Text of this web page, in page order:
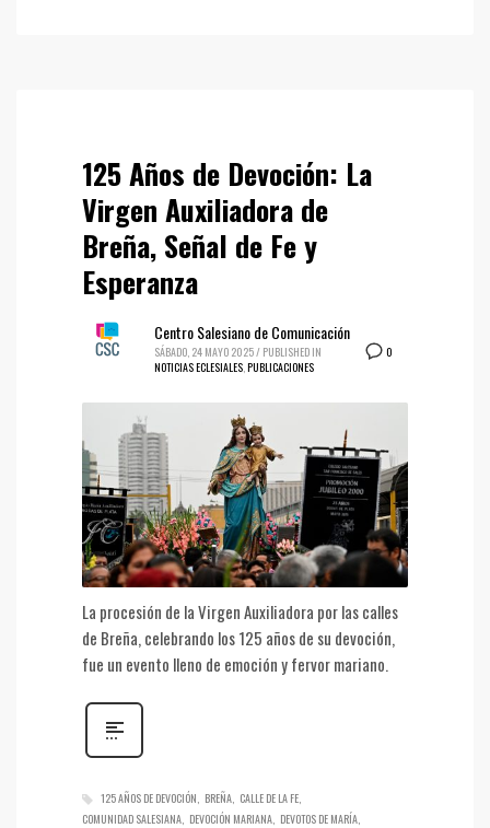
125 Años de Devoción: La
Virgen Auxiliadora de
Breña, Señal de Fe y
Esperanza
0
Centro Salesiano de Comunicación
SÁBADO, 24 MAYO 2025/ PUBLISHED IN
NOTICIAS ECLESIALES,PUBLICACIONES
La procesión de la Virgen Auxiliadora por las calles
de Breña, celebrando los 125 años de su devoción,
fue un evento lleno de emoción y fervor mariano.
125 AÑOS DE DEVOCIÓN BREÑA CALLE DE LA FE
COMUNIDAD SALESIANA DEVOCIÓN MARIANA DEVOTOS DE MARÍA